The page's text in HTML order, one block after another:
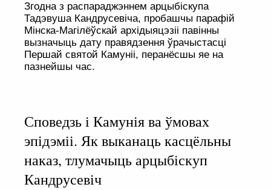
Згодна з распараджэннем арцыбіскупа
Тадэвуша Кандрусевіча, пробашчы парафій
Мінска-Магілёўскай архідыяцэзіі павінны
вызначыць дату правядзення ўрачыстасці
Першай святой Камуніі, перанёсшы яе на
пазнейшы час.
Споведзь і Камунія ва ўмовах
эпідэміі. Як выканаць касцёльны
наказ, тлумачыць арцыбіскуп
Кандрусевіч